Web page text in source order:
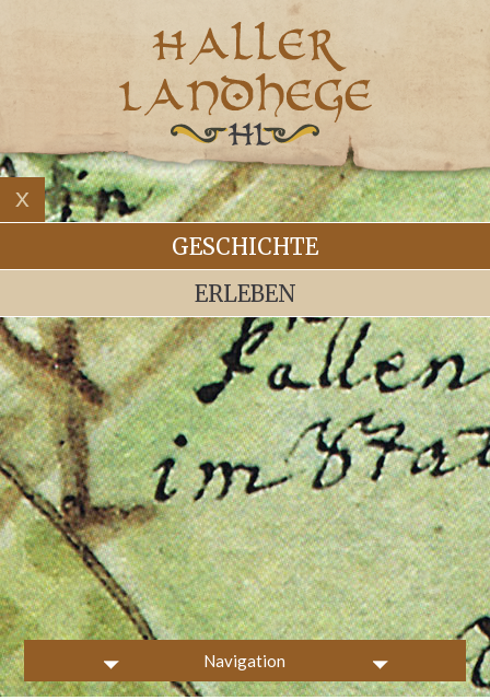
GESCHICHTE
ERLEBEN
Navigation